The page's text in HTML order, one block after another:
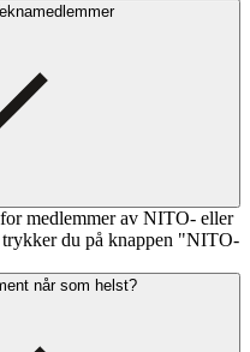
medlemmer av NITO- eller
trykker du på knappen "NITO-
når som helst?